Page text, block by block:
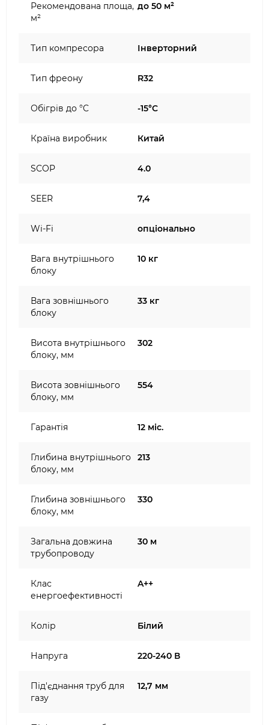
Рекомендована площа,
м²
до 50 м²
Тип компресора Інверторний
Тип фреону R32
Обігрів до °C -15°C
Країна виробник Китай
SCOP 4.0
SEER 7,4
Wi-Fi опціонально
Вага внутрішнього
блоку
10 кг
Вага зовнішнього
блоку
33 кг
Висота внутрішнього
блоку, мм
302
Висота зовнішнього
блоку, мм
554
Гарантія 12 міс.
Глибина внутрішнього
блоку, мм
213
Глибина зовнішнього
блоку, мм
330
Загальна довжина
трубопроводу
30 м
Клас
енергоефективності
A++
Колір Білий
Напруга 220-240 В
Під'єднання труб для
газу
12,7 мм